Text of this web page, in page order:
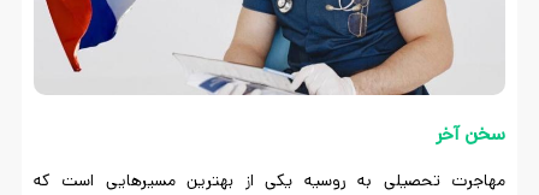
سخن آخر
مهاجرت تحصیلی به روسیه یکی از بهترین مسیرهایی است که